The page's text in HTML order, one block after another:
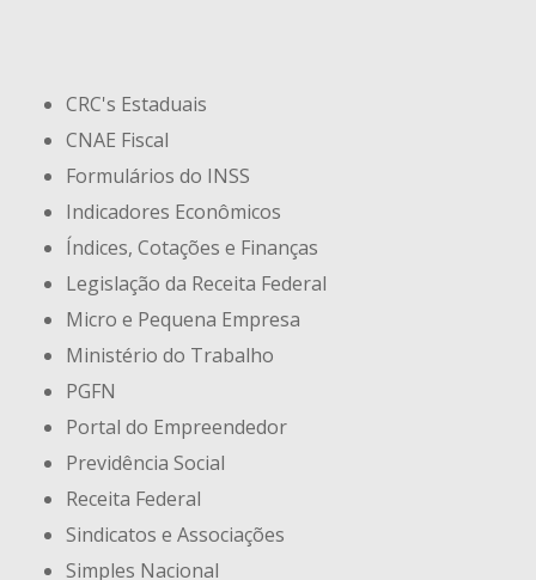
CRC's Estaduais
CNAE Fiscal
Formulários do INSS
Indicadores Econômicos
Índices, Cotações e Finanças
Legislação da Receita Federal
Micro e Pequena Empresa
Ministério do Trabalho
PGFN
Portal do Empreendedor
Previdência Social
Receita Federal
Sindicatos e Associações
Simples Nacional